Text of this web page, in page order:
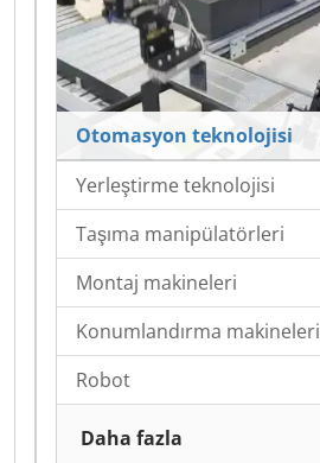
Otomasyon teknolojisi
Yerleştirme teknolojisi
Taşıma manipülatörleri
Montaj makineleri
Konumlandırma makineleri
Robot
Daha fazla